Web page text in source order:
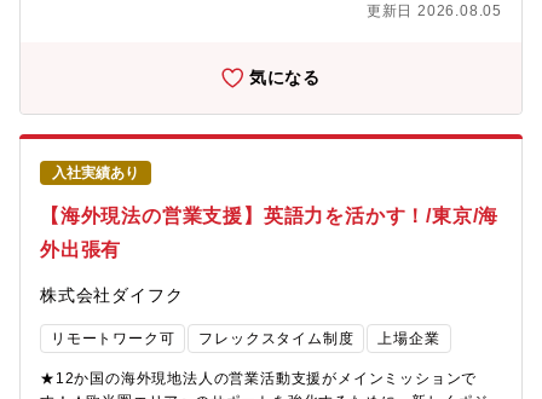
議でのコミュニケーション等対応いただきます■組織・チームにつ
度、フリーアドレスを導入しており、柔軟かつ風通しの良い環境
積みます。・経験を重ねることで、より広い関係者を巻き込むア
援へ役割を広げることができます。・管理職への昇格機会もあり
ます。マネジメント業務を担うこともできます。■働き方・週4日
程度の在宅勤務・所定労働7時間勤務・ 平均時間外：月間20時間
程度・フルフレックス※子育て中の方大活躍中です。※中抜け等
可能です■ポジションの魅力・重要なグローバルアカウントの成長
を支える営業のブレイン役として活躍できる・アカウント戦略の
立案から案件パイプライン・売上管理まで幅広く経験できる・国
内外の多様な関係者をつなぎ、部門横断のプロジェクト推進力を
討、施策の実行、効果の検証・予実管理・上記のための仕組みや
クトと連携した営業手法の磨きこみ・他部門（カスタマーサクセ
ス部、事業推進部）と連携した部門横断課題への取り組み（解決
に向けた調査、施策検討、施策のセールスへの落とし込み）
更新日 2026.08.05
気になる
入社実績あり
【海外現法の営業支援】英語力を活かす！/東京/海
外出張有
株式会社ダイフク
リモートワーク可 フレックスタイム制度 上場企業
★12か国の海外現地法人の営業活動支援がメインミッションで